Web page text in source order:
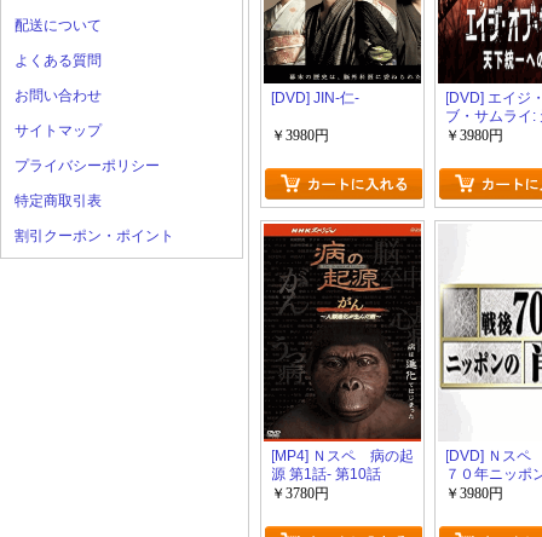
配送について
よくある質問
お問い合わせ
サイトマップ
プライバシーポリシー
特定商取引表
割引クーポン・ポイント
[DVD] JIN-仁-
￥3980円
[DVD] エイジ
ブ・サムライ:
一への戦い
￥3980円
[MP4] Ｎスペ 病の起
源 第1話- 第10話
（14.16）
￥3780円
[DVD] Ｎス
７０年ニッポ
像 第1話- 第
￥3980円